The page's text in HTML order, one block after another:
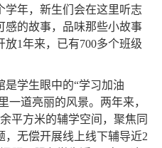
学年，新生们会在这里听志
感的故事，品味那些小故事
1年来，已有700多个班级
是学生眼中的“学习加油
一道亮丽的风景。两年来，
平方米的辅学空间，聚焦同
，无偿开展线上线下辅导近2